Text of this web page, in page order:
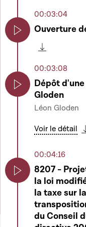
00:03:04
Ouverture
00:03:08
Dépôt
Gloden
Léon Gloden
Voir le détail
00:04:16
8207 -
la loi
la taxe sur
du Conseil
Play